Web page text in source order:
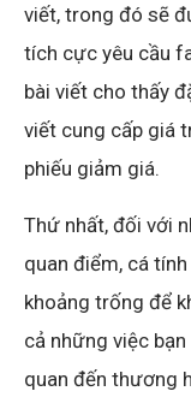
viết, trong đó sẽ
tích cực yêu cầu
bài viết cho thấy
viết cung cấp giá
phiếu giảm giá.
Thứ nhất, đối với
quan điểm, cá
khoảng trống để
cả những việc
quan đến thương